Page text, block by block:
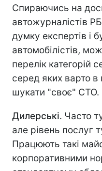
Спираючись на
автожурналістів
думку експертів і
автомобілістів,
перелік категорій
серед яких варто
шукати "своє" СТО.
Дилерські. Часто
але рівень послуг
Працюють такі
корпоративними